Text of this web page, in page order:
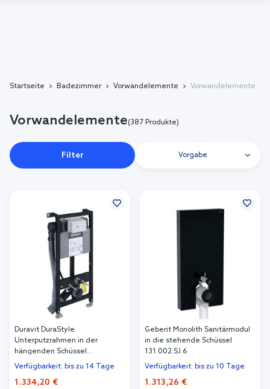
Startseite Badezimmer Vorwandelemente Vorwandelemente
Vorwandelemente(387 Produkte)
Filter Vorgabe
Duravit DuraStyle
Unterputzrahmen in der
hängenden Schüssel
WD1014000000
Verfügbarkeit: bis zu 14 Tage
1.334,20 €
Geberit Monolith Sanitärmodul
in die stehende Schüssel
131.002.SJ.6
Verfügbarkeit: bis zu 10 Tage
1.313,26 €